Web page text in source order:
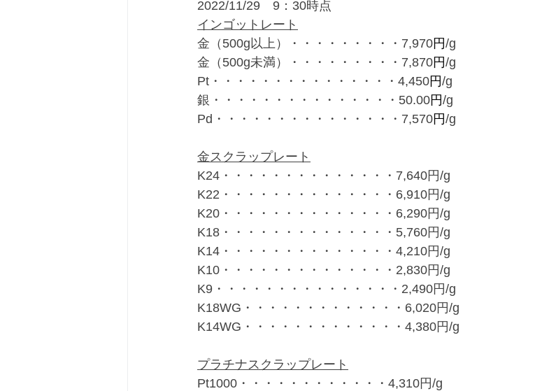
2022/11/29　9：30時点
インゴットレート
金（500g以上）・・・・・・・・・7,970円/g
金（500g未満）・・・・・・・・・7,870円/g
Pt・・・・・・・・・・・・・・・4,450円/g
銀・・・・・・・・・・・・・・・50.00円/g
Pd・・・・・・・・・・・・・・・7,570円/g
金スクラップレート
K24・・・・・・・・・・・・・・7,640円/g
K22・・・・・・・・・・・・・・6,910円/g
K20・・・・・・・・・・・・・・6,290円/g
K18・・・・・・・・・・・・・・5,760円/g
K14・・・・・・・・・・・・・・4,210円/g
K10・・・・・・・・・・・・・・2,830円/g
K9・・・・・・・・・・・・・・・2,490円/g
K18WG・・・・・・・・・・・・・6,020円/g
K14WG・・・・・・・・・・・・・4,380円/g
プラチナスクラップレート
Pt1000・・・・・・・・・・・・4,310円/g